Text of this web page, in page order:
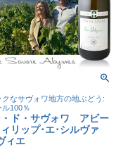
クなサヴォワ地方の地ぶどう:
ル100％
・ド・サヴォワ アビー
リップ･エ･シルヴァ
ィエ